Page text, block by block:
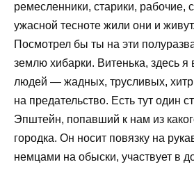
ремесленники, старики, рабочие,
ужасной тесноте жили они и
Посмотрел бы ты на эти
землю хибарки. Витенька, здесь я
людей — жадных, трусливых,
на предательство. Есть тут один
Эпштейн, попавший к нам из
городка. Он носит повязку на
немцами на обыски, участвует в